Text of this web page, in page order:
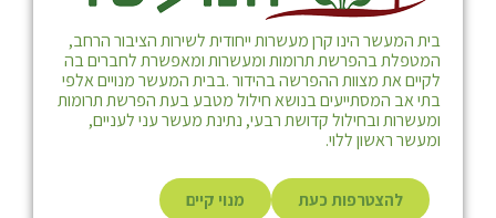
בית המעשר הינו קרן מעשרות ייחודית לשירות הציבור הרחב,
המטפלת בהפרשת תרומות ומעשרות ומאפשרת לחברים בה
לקיים את מצוות ההפרשה בהידור .בבית המעשר מנויים אלפי
בתי אב המסתייעים בנושא חילול מטבע בעת הפרשת תרומות
ומעשרות ובחילול קדושת רבעי, נתינת מעשר עני לעניים,
ומעשר ראשון ללוי.
להצטרפות כעת מנוי קיים